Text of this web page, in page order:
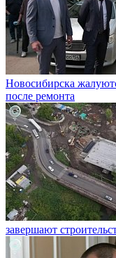
Новосибирска
после ремонта
завершают